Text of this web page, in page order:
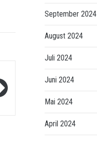
September 2024
August 2024
Juli 2024
Juni 2024
Mai 2024
April 2024